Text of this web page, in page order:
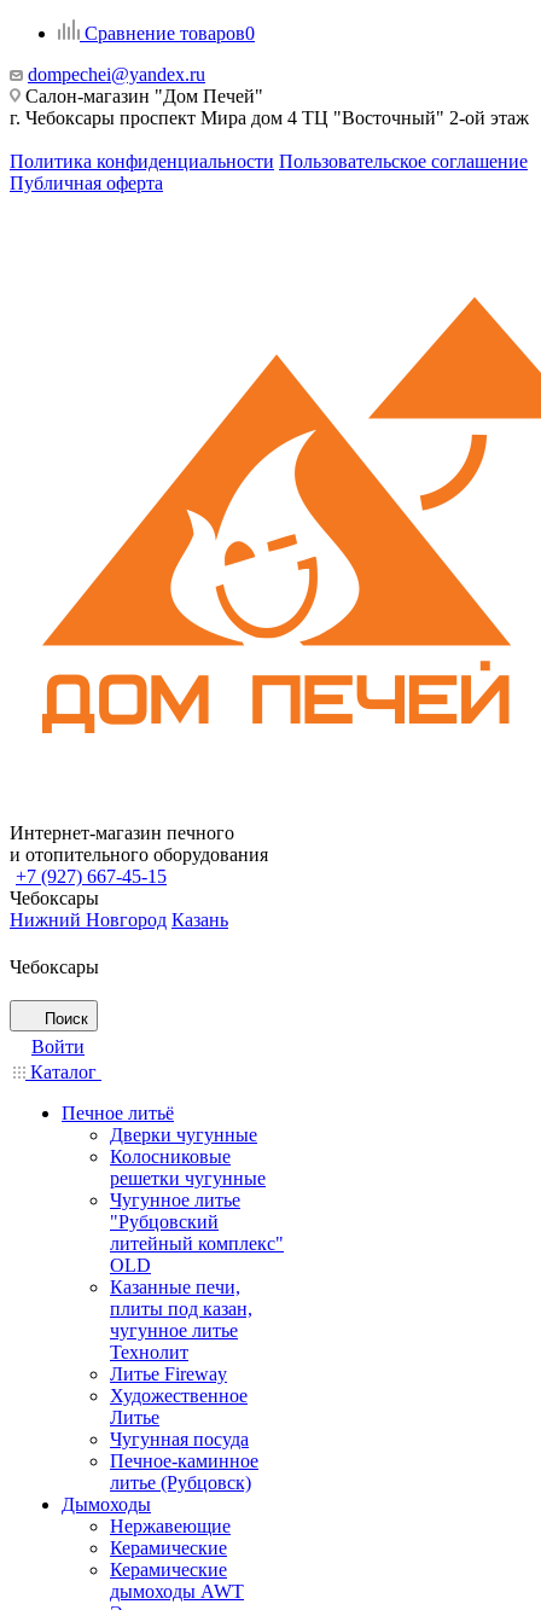
Сравнение товаров0
dompechei@yandex.ru
Салон-магазин "Дом Печей"
г. Чебоксары проспект Мира дом 4 ТЦ "Восточный" 2-ой этаж
Политика конфиденциальности Пользовательское соглашение
Публичная оферта
Интернет-магазин печного
и отопительного оборудования
+7 (927) 667-45-15
Чебоксары
Нижний Новгород Казань
Чебоксары
Поиск
Войти
Каталог
Печное литьё
Дверки чугунные
Колосниковые
решетки чугунные
Чугунное литье
"Рубцовский
литейный комплекс"
OLD
Казанные печи,
плиты под казан,
чугунное литье
Технолит
Литье Fireway
Художественное
Литье
Чугунная посуда
Печное-каминное
литье (Рубцовск)
Дымоходы
Нержавеющие
Керамические
Керамические
дымоходы AWT